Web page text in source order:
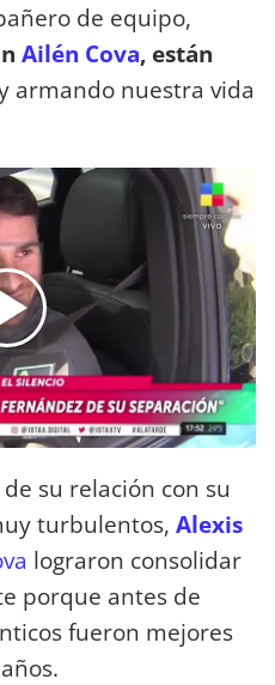
de equipo,
Ailén Cova, están
armando nuestra vida
su relación con su
turbulentos, Alexis
lograron consolidar
porque antes de
fueron mejores